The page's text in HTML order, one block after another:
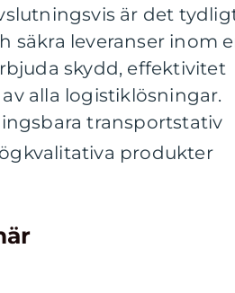
är det
säkra leveranser inom
skydd, effektivitet
alla logistiklösningar.
transportstativ
produkter